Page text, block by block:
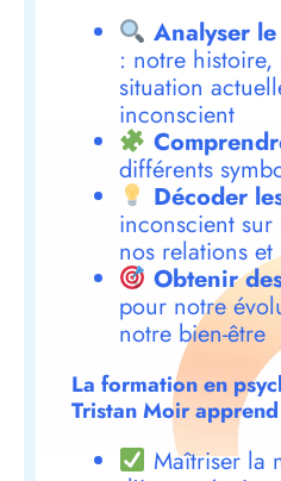
Analyser
: notre
situation
inconscient
différents
Décoder
inconscient
nos relations
Obtenir
pour notre
notre bien-être
La formation en
Tristan Moir
Maîtriser la